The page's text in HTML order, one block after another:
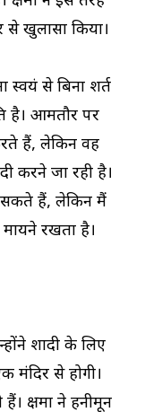
खुलासा किया।
से बिना शर्त
है। आमतौर पर
हैं, लेकिन वह
करने जा रही है।
सकते हैं, लेकिन मैं
रखता है।
शादी के लिए
मंदिर से होगी।
क्षमा ने हनीमून